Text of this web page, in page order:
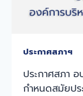
ประกาศสภาฯ
ประกาศสภา อ
กำหนดสมัยปร